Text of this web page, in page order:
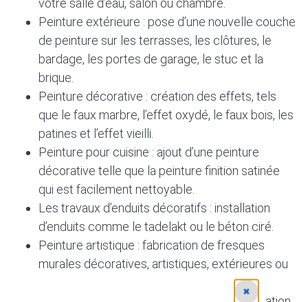
votre salle d’eau, salon ou chambre.
Peinture extérieure : pose d’une nouvelle couche
de peinture sur les terrasses, les clôtures, le
bardage, les portes de garage, le stuc et la
brique.
Peinture décorative : création des effets, tels
que le faux marbre, l’effet oxydé, le faux bois, les
patines et l’effet vieilli.
Peinture pour cuisine : ajout d’une peinture
décorative telle que la peinture finition satinée
qui est facilement nettoyable.
Les travaux d’enduits décoratifs : installation
d’enduits comme le tadelakt ou le béton ciré.
Peinture artistique : fabrication de fresques
murales décoratives, artistiques, extérieures ou
✖